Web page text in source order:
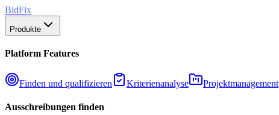
BidFix
Produkte
Platform Features
Finden und qualifizieren Kriterienanalyse Projektmanagement
Ausschreibungen finden